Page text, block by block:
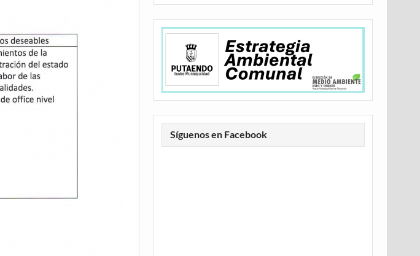
Síguenos en Facebook